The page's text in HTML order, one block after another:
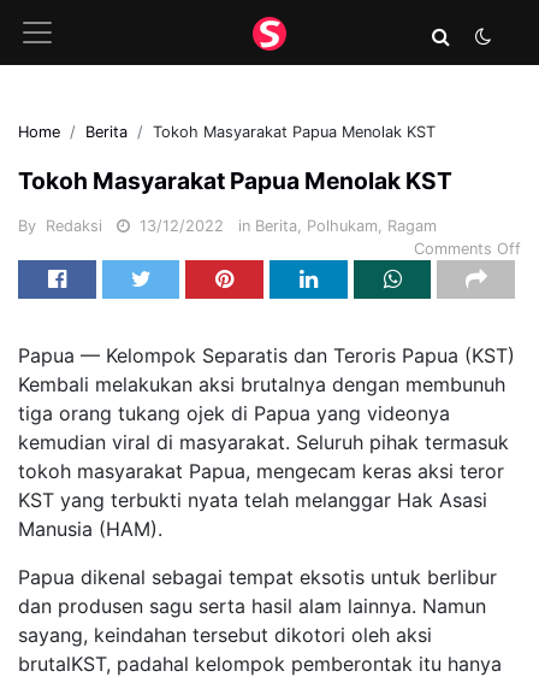
Home Berita Tokoh Masyarakat Papua Menolak KST
Tokoh Masyarakat Papua Menolak KST
By Redaksi 13/12/2022 in Berita, Polhukam, Ragam
Comments Off
Papua — Kelompok Separatis dan Teroris Papua (KST)
Kembali melakukan aksi brutalnya dengan membunuh
tiga orang tukang ojek di Papua yang videonya
kemudian viral di masyarakat. Seluruh pihak termasuk
tokoh masyarakat Papua, mengecam keras aksi teror
KST yang terbukti nyata telah melanggar Hak Asasi
Manusia (HAM).
Papua dikenal sebagai tempat eksotis untuk berlibur
dan produsen sagu serta hasil alam lainnya. Namun
sayang, keindahan tersebut dikotori oleh aksi
brutalKST, padahal kelompok pemberontak itu hanya